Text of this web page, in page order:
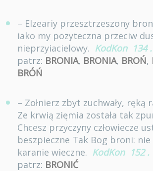
– Elzeariy przesztrzeszony bron
iako my pozyteczna przeciw
nieprzyiacielowy. KodKon 134 .
patrz: BRONIA, BRONIA, BROŃ,
BRÓŃ
– Zołnierz zbyt zuchwały, ręką
Ze krwią zięmia została tak
Chcesz przyczyny człowiecze
beszpieczne Tak Bog broni: nie
karanie wieczne. KodKon 152 .
patrz: BRONIĆ